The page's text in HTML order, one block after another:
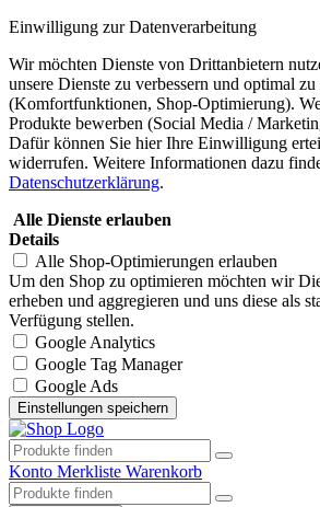
Einwilligung zur Datenverarbeitung
Wir möchten Dienste von Drittanbietern
unsere Dienste zu verbessern und optimal zu
(Komfortfunktionen, Shop-Optimierung).
Produkte bewerben (Social Media /
Dafür können Sie hier Ihre Einwilligung
widerrufen. Weitere Informationen dazu
Datenschutzerklärung.
Alle Dienste erlauben
Details
Alle Shop-Optimierungen erlauben
Um den Shop zu optimieren möchten wir
erheben und aggregieren und uns diese als
Verfügung stellen.
Google Analytics
Google Tag Manager
Google Ads
Konto Merkliste Warenkorb